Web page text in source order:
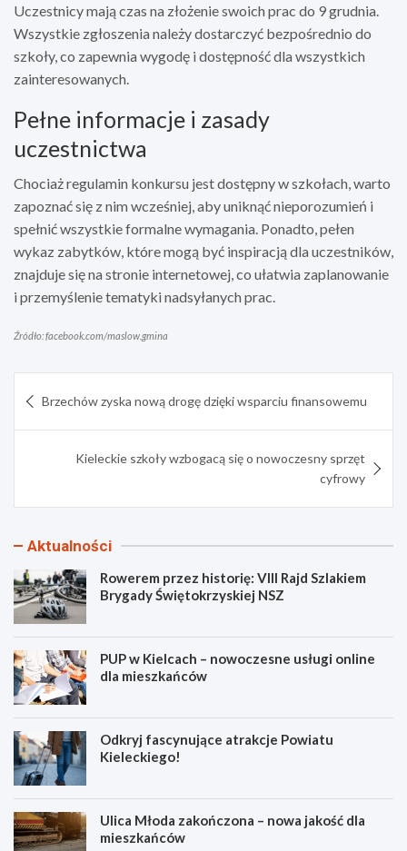
Uczestnicy mają czas na złożenie swoich prac do 9 grudnia.
Wszystkie zgłoszenia należy dostarczyć bezpośrednio do
szkoły, co zapewnia wygodę i dostępność dla wszystkich
zainteresowanych.
Pełne informacje i zasady
uczestnictwa
Chociaż regulamin konkursu jest dostępny w szkołach, warto
zapoznać się z nim wcześniej, aby uniknąć nieporozumień i
spełnić wszystkie formalne wymagania. Ponadto, pełen
wykaz zabytków, które mogą być inspiracją dla uczestników,
znajduje się na stronie internetowej, co ułatwia zaplanowanie
i przemyślenie tematyki nadsyłanych prac.
Źródło: facebook.com/maslow.gmina
wpisu
Brzechów zyska nową drogę dzięki wsparciu finansowemu
Kieleckie szkoły wzbogacą się o nowoczesny sprzęt
cyfrowy
Aktualności
Rowerem przez historię: VIII Rajd Szlakiem
Brygady Świętokrzyskiej NSZ
PUP w Kielcach – nowoczesne usługi online
dla mieszkańców
Odkryj fascynujące atrakcje Powiatu
Kieleckiego!
Ulica Młoda zakończona – nowa jakość dla
mieszkańców